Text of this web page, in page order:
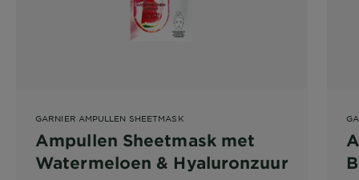
GARNIER AMPULLEN SHEETMASK
Ampullen Sheetmask met
Watermeloen & Hyaluronzuur